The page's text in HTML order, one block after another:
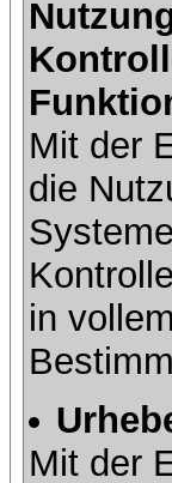
Mit der
die
in
Mit der